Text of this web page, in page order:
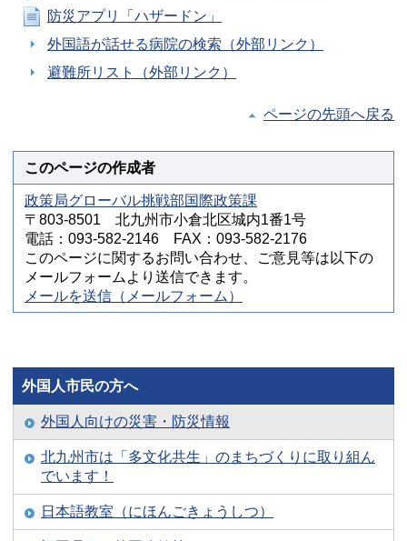
防災アプリ「ハザードン」
外国語が話せる病院の検索（外部リンク）
避難所リスト（外部リンク）
ページの先頭へ戻る
このページの作成者
政策局グローバル挑戦部国際政策課
〒803-8501 北九州市小倉北区城内1番1号
電話：093-582-2146 FAX：093-582-2176
このページに関するお問い合わせ、ご意見等は以下の
メールフォームより送信できます。
メールを送信（メールフォーム）
外国人市民の方へ
外国人向けの災害・防災情報
北九州市は「多文化共生」のまちづくりに取り組ん
でいます！
日本語教室（にほんごきょうしつ）